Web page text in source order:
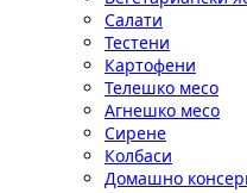
Салати
Тестени
Картофени
Телешко месо
Агнешко месо
Сирене
Колбаси
Домашно